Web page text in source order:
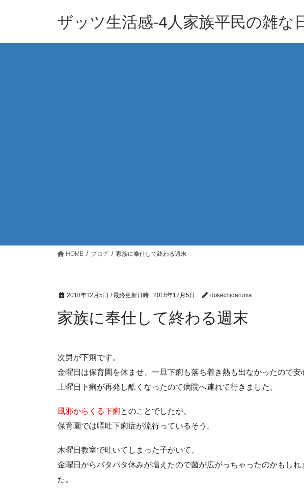
ザッツ生活感-4人家族平民の雑な
HOME ブログ 家族に奉仕して終わる週末
2018年12月5日 / 最終更新日時 : 2018年12月5日 dokechidaruma
家族に奉仕して終わる週末
次男が下痢です。
金曜日は保育園を休ませ、一旦下痢も落ち着き熱も出なかったので安
土曜日下痢が再発し酷くなったので病院へ連れて行きました。
風邪からくる下痢とのことでしたが、
保育園では嘔吐下痢症が流行っているそう。
木曜日教室で吐いてしまった子がいて、
金曜日からバタバタ休みが増えたので菌が広がっちゃったのかもし
た。